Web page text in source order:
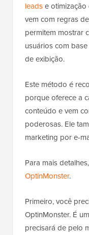
leadse
vem com regras
permitem mostrar
usuários com
de exibição.
Este método é
porque oferece a
conteúdo e vem
poderosas. Ele
marketing por e-
Para mais
OptinMonster.
Primeiro, você
OptinMonster. É
precisará de pelo